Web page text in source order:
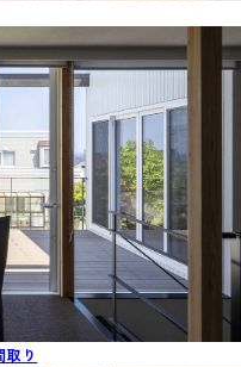
取り